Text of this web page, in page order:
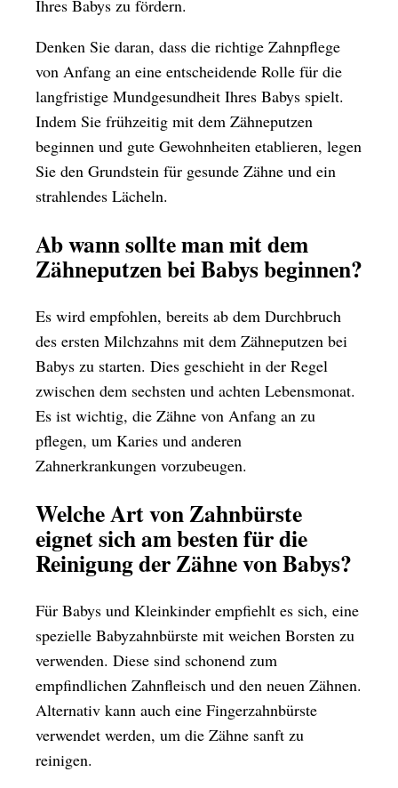
Ihres Babys zu fördern.
Denken Sie daran, dass die richtige Zahnpflege
von Anfang an eine entscheidende Rolle für die
langfristige Mundgesundheit Ihres Babys spielt.
Indem Sie frühzeitig mit dem Zähneputzen
beginnen und gute Gewohnheiten etablieren, legen
Sie den Grundstein für gesunde Zähne und ein
strahlendes Lächeln.
Ab wann sollte man mit dem
Zähneputzen bei Babys beginnen?
Es wird empfohlen, bereits ab dem Durchbruch
des ersten Milchzahns mit dem Zähneputzen bei
Babys zu starten. Dies geschieht in der Regel
zwischen dem sechsten und achten Lebensmonat.
Es ist wichtig, die Zähne von Anfang an zu
pflegen, um Karies und anderen
Zahnerkrankungen vorzubeugen.
Welche Art von Zahnbürste
eignet sich am besten für die
Reinigung der Zähne von Babys?
Für Babys und Kleinkinder empfiehlt es sich, eine
spezielle Babyzahnbürste mit weichen Borsten zu
verwenden. Diese sind schonend zum
empfindlichen Zahnfleisch und den neuen Zähnen.
Alternativ kann auch eine Fingerzahnbürste
verwendet werden, um die Zähne sanft zu
reinigen.